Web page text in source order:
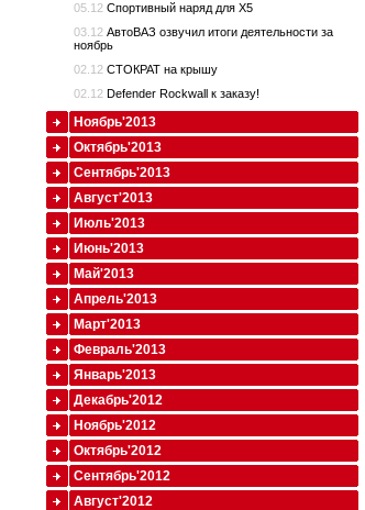
05.12 Спортивный наряд для X5
03.12 АвтоВАЗ озвучил итоги деятельности за
ноябрь
02.12 СТОКРАТ на крышу
02.12 Defender Rockwall к заказу!
Ноябрь'2013
Октябрь'2013
Сентябрь'2013
Август'2013
Июль'2013
Июнь'2013
Май'2013
Апрель'2013
Март'2013
Февраль'2013
Январь'2013
Декабрь'2012
Ноябрь'2012
Октябрь'2012
Сентябрь'2012
Август'2012